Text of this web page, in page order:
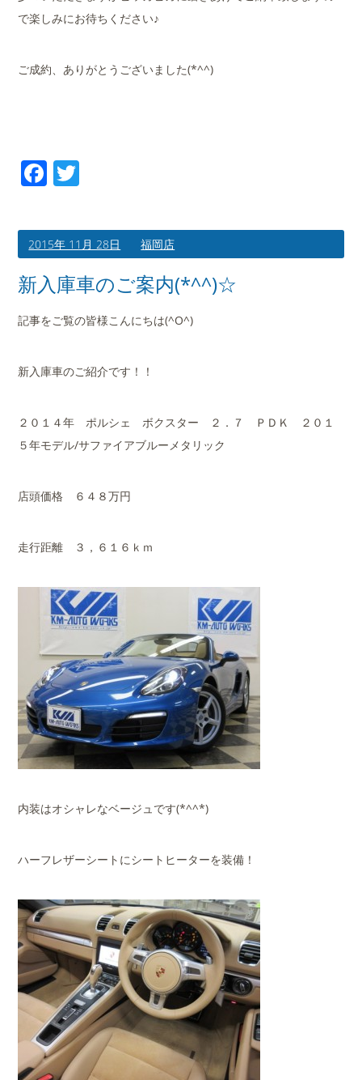
で楽しみにお待ちください♪
ご成約、ありがとうございました(*^^)
Facebook
2015年 11月 28日 福岡店
新入庫車のご案内(*^^)☆
記事をご覧の皆様こんにちは(^O^)
新入庫車のご紹介です！！
２０１４年 ポルシェ ボクスター ２．７ ＰＤＫ ２０１
５年モデル/サファイアブルーメタリック
店頭価格 ６４８万円
走行距離 ３，６１６ｋｍ
内装はオシャレなベージュです(*^^*)
ハーフレザーシートにシートヒーターを装備！